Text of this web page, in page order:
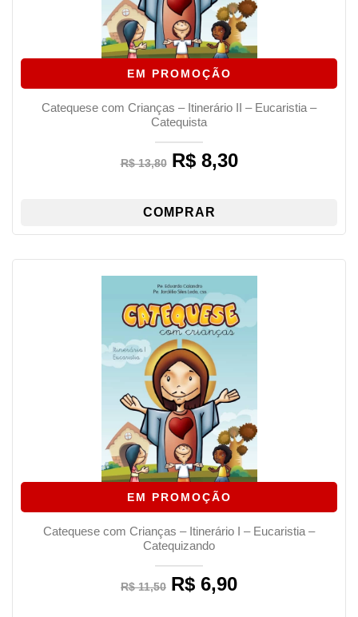
EM PROMOÇÃO
Catequese com Crianças – Itinerário II – Eucaristia –
Catequista
R$13,80
Original
price
R$ 13,80.
R$8,30Current
COMPRAR
EM PROMOÇÃO
Catequese com Crianças – Itinerário I – Eucaristia –
Catequizando
R$11,50
Original
price
R$ 6,90Current